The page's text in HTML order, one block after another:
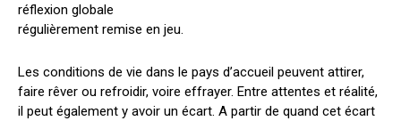
réflexion globale
régulièrement remise en jeu.
Les conditions de vie dans le pays d’accueil peuvent attirer,
faire rêver ou refroidir, voire effrayer. Entre attentes et réalité,
il peut également y avoir un écart. A partir de quand cet écart